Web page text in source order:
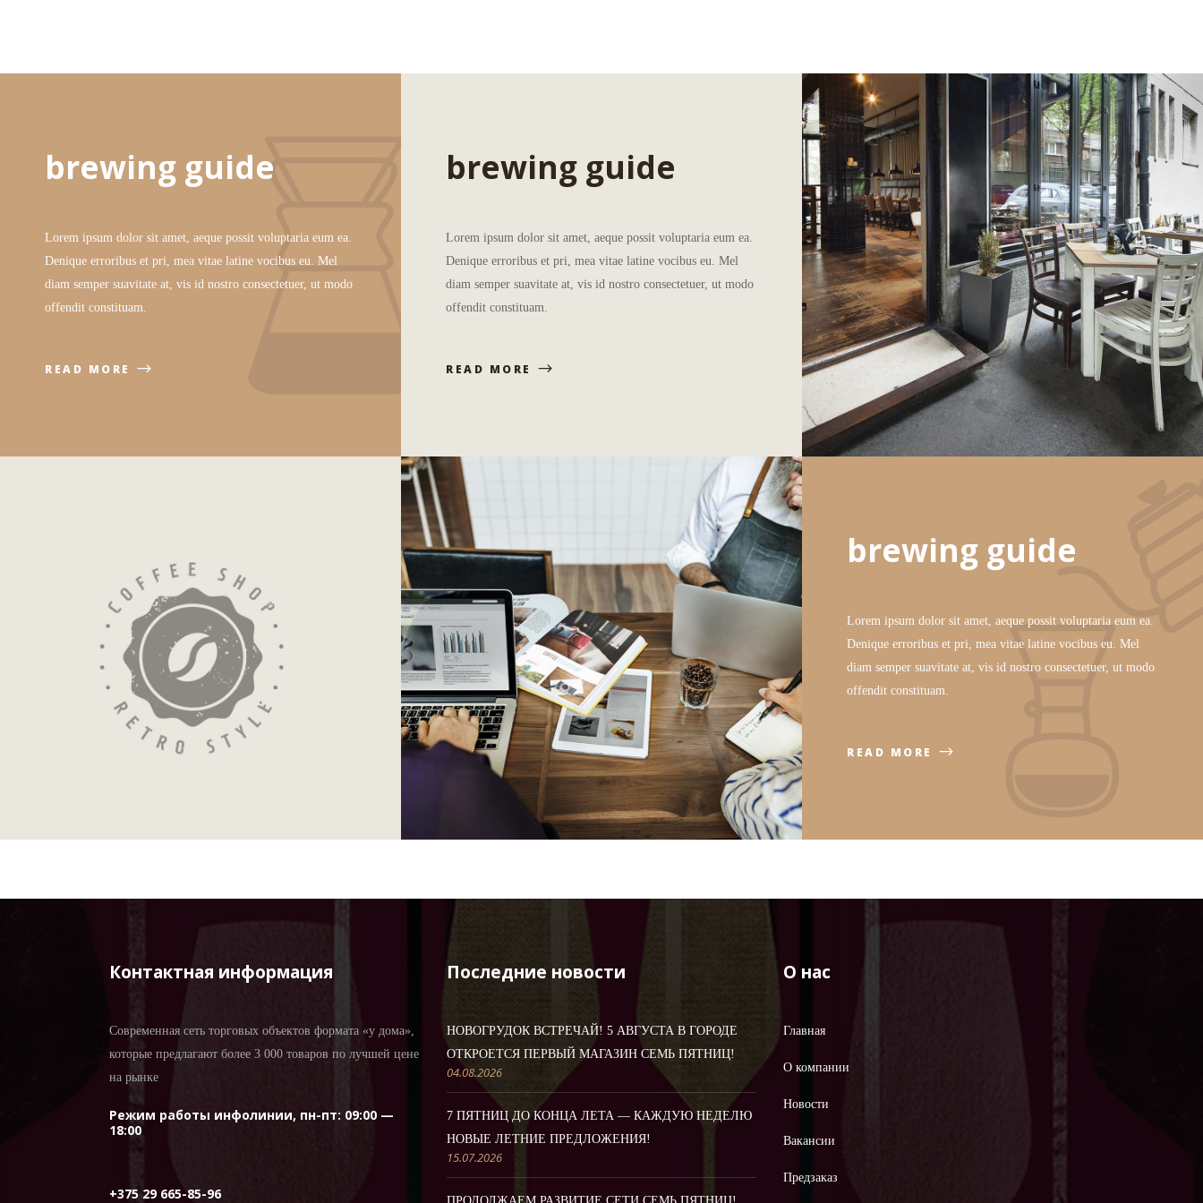
brewing guide
Lorem ipsum dolor sit amet, aeque possit voluptaria eum ea.
Denique erroribus et pri, mea vitae latine vocibus eu. Mel
diam semper suavitate at, vis id nostro consectetuer, ut modo
offendit constituam.
READ MORE
brewing guide
Lorem ipsum dolor sit amet, aeque possit voluptaria eum ea.
Denique erroribus et pri, mea vitae latine vocibus eu. Mel
diam semper suavitate at, vis id nostro consectetuer, ut modo
offendit constituam.
READ MORE
brewing guide
Lorem ipsum dolor sit amet, aeque possit voluptaria eum ea.
Denique erroribus et pri, mea vitae latine vocibus eu. Mel
diam semper suavitate at, vis id nostro consectetuer, ut modo
offendit constituam.
READ MORE
Контактная информация
Современная сеть торговых объектов формата «у дома»,
которые предлагают более 3 000 товаров по лучшей цене
на рынке
Режим работы инфолинии, пн-пт: 09:00 —
18:00
+375 29 665-85-96
Последние новости
НОВОГРУДОК ВСТРЕЧАЙ! 5 АВГУСТА В ГОРОДЕ
ОТКРОЕТСЯ ПЕРВЫЙ МАГАЗИН СЕМЬ ПЯТНИЦ!
04.08.2026
7 ПЯТНИЦ ДО КОНЦА ЛЕТА — КАЖДУЮ НЕДЕЛЮ
НОВЫЕ ЛЕТНИЕ ПРЕДЛОЖЕНИЯ!
15.07.2026
О нас
Главная
О компании
Новости
Вакансии
Предзаказ